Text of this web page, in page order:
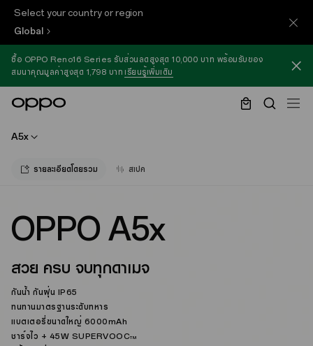
Select your country or region
Global
ซื้อ OPPO Reno16 Series รับส่วนลดสูงสุด 10,000 บาท พร้อมรับของ
สมนาคุณมูลค่าสูงสุด 1,798 บาท เรียนรู้เพิ่มเติม
A5x
รายละเอียดโดยรวม สเปค
OPPO A5x
สวย ครบ จบทุกดาเมจ
กันน้ำ กันฝุ่น IP65
ทนทานมาตรฐานระดับทหาร
แบตเตอรี่ขนาดใหญ่ 6000mAh
ชาร์จไว + 45W SUPERVOOCTM